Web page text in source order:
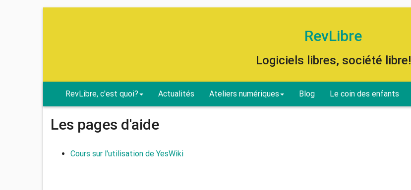
RevLibre
Logiciels libres, société libre!
RevLibre, c'est quoi? Actualités Ateliers numériques Blog Le coin des enfants
Les pages d'aide
Cours sur l'utilisation de YesWiki